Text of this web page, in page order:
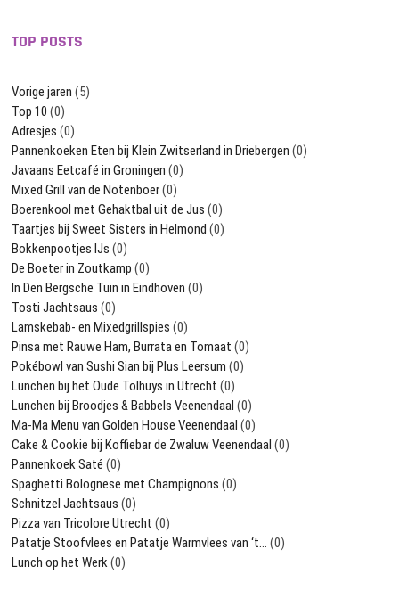
TOP POSTS
Vorige jaren (5)
Top 10 (0)
Adresjes (0)
Pannenkoeken Eten bij Klein Zwitserland in Driebergen (0)
Javaans Eetcafé in Groningen (0)
Mixed Grill van de Notenboer(0)
Boerenkool met Gehaktbal uit de Jus (0)
Taartjes bij Sweet Sisters in Helmond (0)
Bokkenpootjes IJs (0)
De Boeter in Zoutkamp (0)
In Den Bergsche Tuin in Eindhoven (0)
Tosti Jachtsaus (0)
Lamskebab- en Mixedgrillspies (0)
Pinsa met Rauwe Ham, Burrata en Tomaat (0)
Pokébowl van Sushi Sian bij Plus Leersum (0)
Lunchen bij het Oude Tolhuys in Utrecht (0)
Lunchen bij Broodjes & Babbels Veenendaal (0)
Ma-Ma Menu van Golden House Veenendaal (0)
Cake & Cookie bij Koffiebar de Zwaluw Veenendaal (0)
Pannenkoek Saté (0)
Spaghetti Bolognese met Champignons (0)
Schnitzel Jachtsaus (0)
Pizza van Tricolore Utrecht (0)
Patatje Stoofvlees en Patatje Warmvlees van ‘t… (0)
Lunch op het Werk(0)